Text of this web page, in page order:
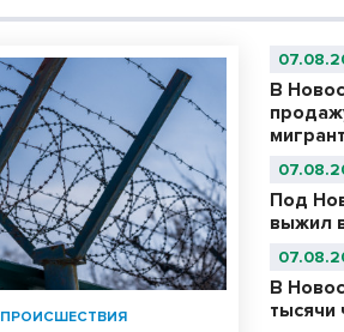
ПРОИСШЕСТВИЯ
В
Под
выжил
В